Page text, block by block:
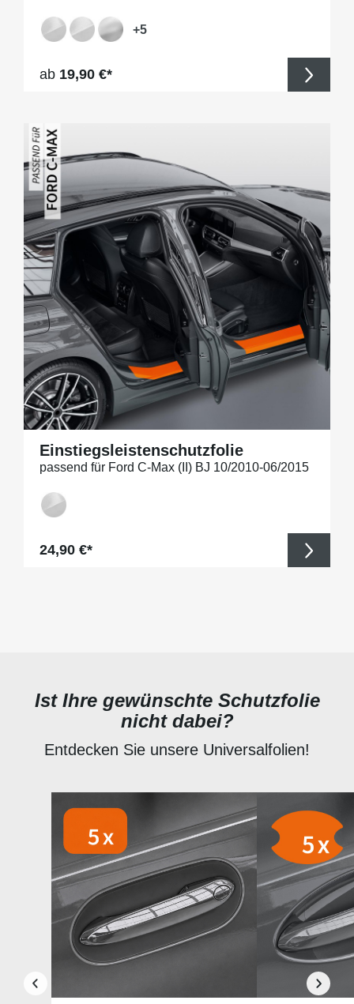
+5
Regulärer Preis:
ab 19,90 €*
Einstiegsleistenschutzfolie
passend für Ford C-Max (II) BJ 10/2010-06/2015
Regulärer Preis:
24,90 €*
Ist Ihre gewünschte Schutzfolie
nicht dabei?
Entdecken Sie unsere Universalfolien!